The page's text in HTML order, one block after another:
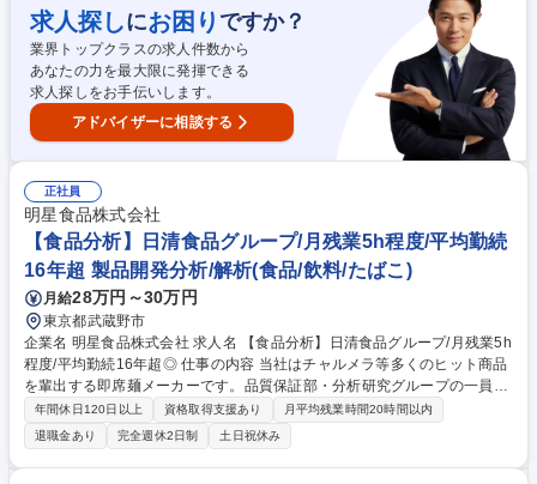
おります。 募集職種 【東京】冷凍食品の製品開発担当/年間休日123日/カ
ルビーグループ
求人探しにお困り ですか？
業界トップクラスの求人件数から
あなたの力を最大限に発揮できる
求人探しをお手伝いします。
アドバイザーに相談する
正社員
明星食品株式会社
【食品分析】日清食品グループ/月残業5h程度/平均勤続
16年超 製品開発分析/解析(食品/飲料/たばこ)
月給28万円～30万円
東京都武蔵野市
企業名 明星食品株式会社 求人名 【食品分析】日清食品グループ/月残業5h
程度/平均勤続16年超◎ 仕事の内容 当社はチャルメラ等多くのヒット商品
を輩出する即席麺メーカーです。品質保証部・分析研究グループの一員と
して、研究所内での多角的な分析業務に従事していただき、当社商品の安
全性と信頼を支えていただきます。 【業務内容】 ■新製品の栄養成分表示
のための分析（HPLC、原子吸光分析等） ■試作品の規格分析（油分、塩
分、水分活性等）および保存試験（油脂の酸価、微生物検査） ■原料資材
年間休日120日以上 資格取得支援あり
月平均残業時間20時間以内
退職金あり
完全週休2日制 土日祝休み